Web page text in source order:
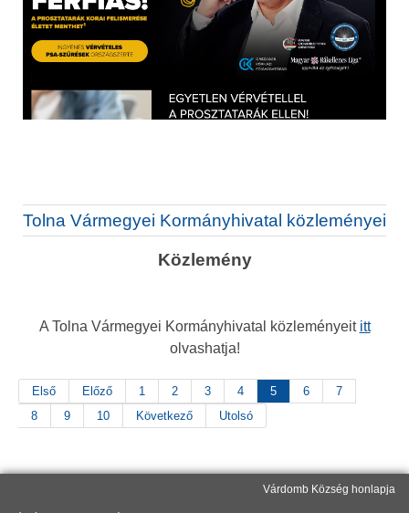
Tolna Vármegyei Kormányhivatal közleményei
Közlemény
A Tolna Vármegyei Kormányhivatal közleményeit itt
olvashatja!
Első Előző 1 2 3 4 5 6
7
8
9 10 Következő Utolsó
Várdomb Község honlapja